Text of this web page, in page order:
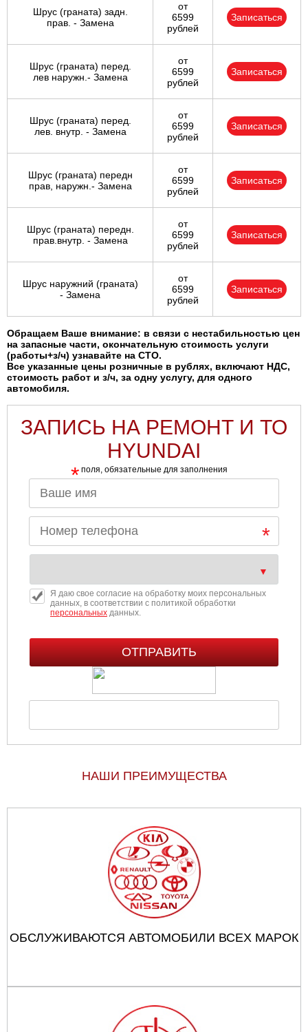
Шрус (граната) задн.
прав. - Замена
от
6599
рублей
Записаться
Шрус (граната) перед.
лев наружн.- Замена
от
6599
рублей
Записаться
Шрус (граната) перед.
лев. внутр. - Замена
от
6599
рублей
Записаться
Шрус (граната) передн
прав, наружн.- Замена
от
6599
рублей
Записаться
Шрус (граната) передн.
прав.внутр. - Замена
от
6599
рублей
Записаться
Шрус наружний (граната)
- Замена
от
6599
рублей
Записаться
Обращаем Ваше внимание: в связи с нестабильностью цен
на запасные части, окончательную стоимость услуги
(работы+з/ч) узнавайте на СТО.
Все указанные цены розничные в рублях, включают НДС,
стоимость работ и з/ч, за одну услугу, для одного
автомобиля.
ЗАПИСЬ НА РЕМОНТ И ТО
HYUNDAI
* поля, обязательные для заполнения
Я даю свое согласие на обработку моих персональных
данных, в соответствии с политикой обработки
персональныхданных.
НАШИ ПРЕИМУЩЕСТВА
ОБСЛУЖИВАЮТСЯ АВТОМОБИЛИ ВСЕХ МАРОК